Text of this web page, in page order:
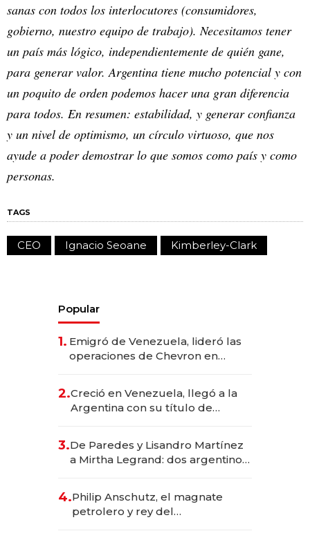
sanas con todos los interlocutores (consumidores,
gobierno, nuestro equipo de trabajo). Necesitamos tener
un país más lógico, independientemente de quién gane,
para generar valor. Argentina tiene mucho potencial y con
un poquito de orden podemos hacer una gran diferencia
para todos. En resumen: estabilidad, y generar confianza
y un nivel de optimismo, un círculo virtuoso, que nos
ayude a poder demostrar lo que somos como país y como
personas.
TAGS
CEO Ignacio Seoane Kimberley-Clark
Popular
1. Emigró de Venezuela, lideró las
operaciones de Chevron en
2.Creció en Venezuela, llegó a la
Argentina con su título de
las marcas "fast premium"
3.De Paredes y Lisandro Martínez
a Mirtha Legrand: dos argentinos
4.Philip Anschutz, el magnate
petrolero y rey del